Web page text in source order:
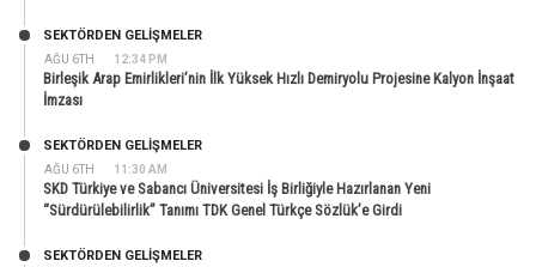
AĞU 6TH 12:34 PM
SEKTÖRDEN GELIŞMELER
Birleşik Arap Emirlikleri’nin İlk Yüksek Hızlı Demiryolu Projesine Kalyon İnşaat
İmzası
AĞU 6TH 11:30 AM
SEKTÖRDEN GELIŞMELER
SKD Türkiye ve Sabancı Üniversitesi İş Birliğiyle Hazırlanan Yeni
“Sürdürülebilirlik” Tanımı TDK Genel Türkçe Sözlük’e Girdi
SEKTÖRDEN GELIŞMELER